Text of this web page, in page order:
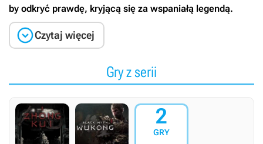
by odkryć prawdę, kryjącą się za wspaniałą legendą.
Czytaj więcej
Gry z serii
2
GRY